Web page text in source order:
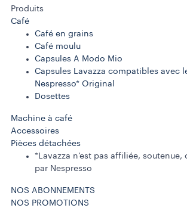
Produits
Café
Café en grains
Café moulu
Capsules A Modo Mio
Capsules Lavazza compatibles avec
Nespresso* Original
Dosettes
Machine à café
Accessoires
Pièces détachées
*Lavazza n’est pas affiliée,
par Nespresso
NOS ABONNEMENTS
NOS PROMOTIONS